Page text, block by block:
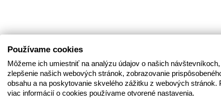
Používame cookies
Môžeme ich umiestniť na analýzu údajov o našich
zlepšenie našich webových stránok, zobrazovanie
obsahu a na poskytovanie skvelého zážitku z webových stránok.
viac informácií o cookies používame otvorené nastavenia.